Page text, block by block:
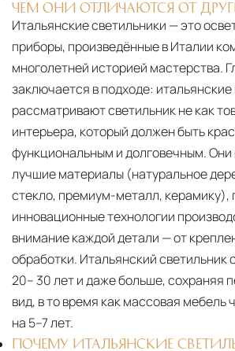
ЧЕМ ОНИ ОТЛИЧАЮТСЯ ОТ
Итальянские светильники — это
приборы, произведённые в Италии
многолетней историей мастерства.
заключается в подходе:
рассматривают светильник не как
интерьера, который должен быть
функциональным и долговечным. Они
лучшие материалы (натуральное
стекло, премиум-металл,
инновационные технологии
внимание каждой детали — от
обработки. Итальянский светильник
20– 30 лет и даже больше, сохраняя
вид, в то время как массовая мебель
на 5–7 лет.
ПОЧЕМУ ИТАЛЬЯНСКИЕ